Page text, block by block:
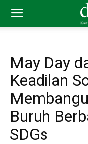
May Day
Keadilan
Buruh
SDGs